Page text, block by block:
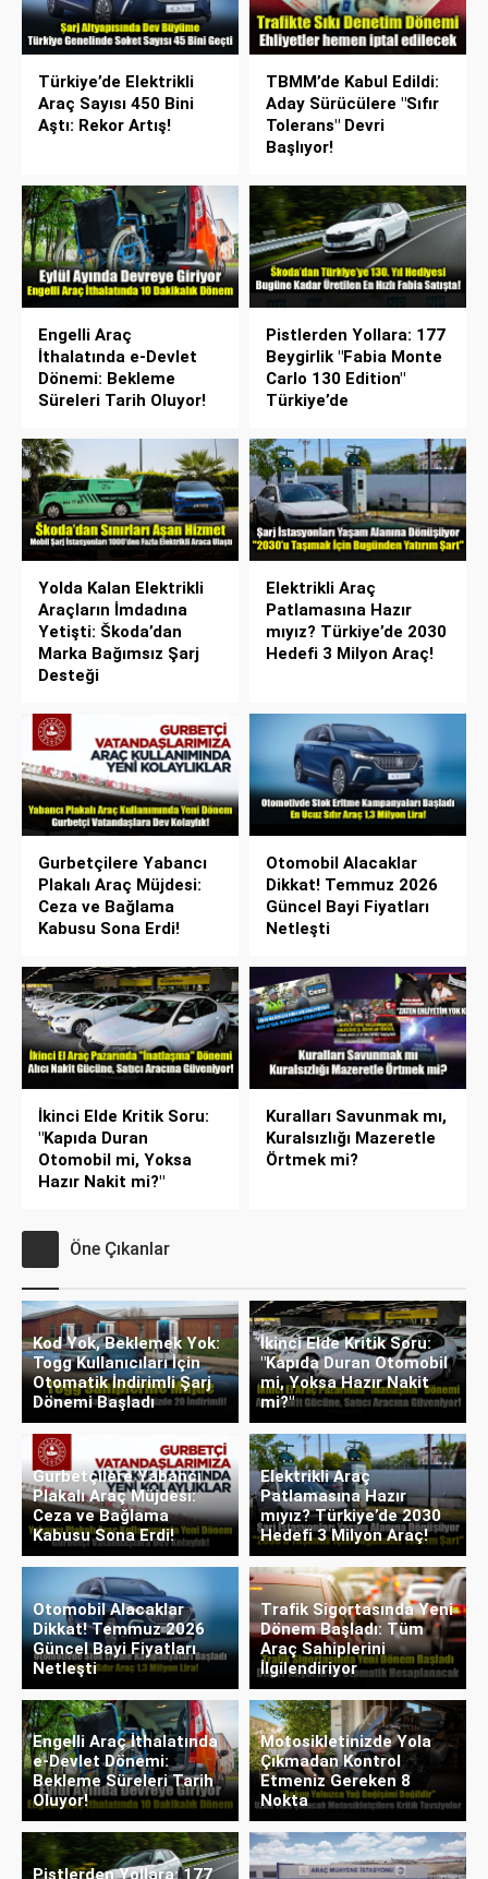
Türkiye’de Elektrikli
Araç Sayısı 450 Bini
Aştı: Rekor Artış!
TBMM’de Kabul Edildi:
Aday Sürücülere "Sıfır
Tolerans" Devri
Başlıyor!
Engelli Araç
İthalatında e-Devlet
Dönemi: Bekleme
Süreleri Tarih Oluyor!
Pistlerden Yollara: 177
Beygirlik "Fabia Monte
Carlo 130 Edition"
Türkiye’de
Yolda Kalan Elektrikli
Araçların İmdadına
Yetişti: Škoda’dan
Marka Bağımsız Şarj
Desteği
Elektrikli Araç
Patlamasına Hazır
mıyız? Türkiye’de 2030
Hedefi 3 Milyon Araç!
Gurbetçilere Yabancı
Plakalı Araç Müjdesi:
Ceza ve Bağlama
Kabusu Sona Erdi!
Otomobil Alacaklar
Dikkat! Temmuz 2026
Güncel Bayi Fiyatları
Netleşti
İkinci Elde Kritik Soru:
"Kapıda Duran
Otomobil mi, Yoksa
Hazır Nakit mi?"
Kuralları Savunmak mı,
Kuralsızlığı Mazeretle
Örtmek mi?
Öne Çıkanlar
Kod Yok, Beklemek Yok:
Togg Kullanıcıları İçin
Otomatik İndirimli Şarj
Dönemi Başladı
İkinci Elde Kritik Soru:
"Kapıda Duran Otomobil
mi, Yoksa Hazır Nakit
mi?"
Gurbetçilere Yabancı
Plakalı Araç Müjdesi:
Ceza ve Bağlama
Kabusu Sona Erdi!
Elektrikli Araç
Patlamasına Hazır
mıyız? Türkiye’de 2030
Hedefi 3 Milyon Araç!
Otomobil Alacaklar
Dikkat! Temmuz 2026
Güncel Bayi Fiyatları
Netleşti
Trafik Sigortasında Yeni
Dönem Başladı: Tüm
Araç Sahiplerini
İlgilendiriyor
Engelli Araç İthalatında
e-Devlet Dönemi:
Bekleme Süreleri Tarih
Oluyor!
Motosikletinizde Yola
Çıkmadan Kontrol
Etmeniz Gereken 8
Nokta